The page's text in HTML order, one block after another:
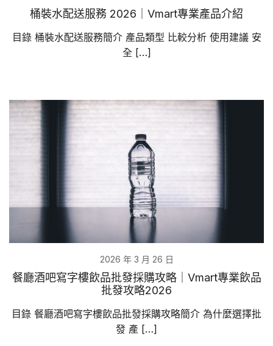
桶裝水配送服務 2026｜Vmart專業產品介紹
目錄 桶裝水配送服務簡介 產品類型 比較分析 使用建議 安
全 […]
2026 年 3 月 26 日
餐廳酒吧寫字樓飲品批發採購攻略｜Vmart專業飲品
批發攻略2026
目錄 餐廳酒吧寫字樓飲品批發採購攻略簡介 為什麼選擇批
發 產 […]